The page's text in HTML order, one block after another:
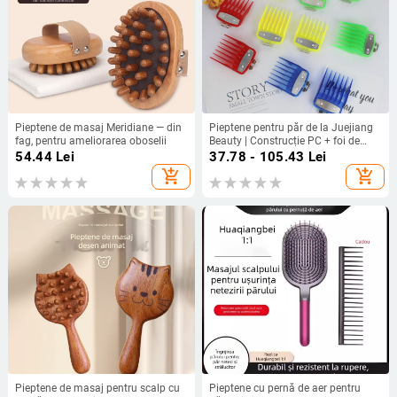
Pieptene de masaj Meridiane — din
fag, pentru ameliorarea oboselii
54.44Lei
add_shopping_cart
Pieptene pentru păr de la Juejiang
Beauty | Construcție PC + foi de
aluminiu | Pentru uz general
37.78 - 105.43 Lei
add_shopping_cart
Pieptene de masaj pentru scalp cu
Pieptene cu pernă de aer pentru